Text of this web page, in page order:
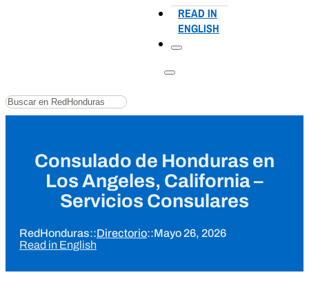
READ IN
ENGLISH
Buscar
Consulado de Honduras en
Los Angeles, California –
Servicios Consulares
RedHonduras::Directorio::Mayo 26, 2026
Read in English